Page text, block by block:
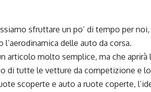
sfruttare un po’ di tempo per
l’aerodinamica delle auto da corsa.
articolo molto semplice, ma che
di tutte le vetture da competizione e
scoperte e auto a ruote coperte,